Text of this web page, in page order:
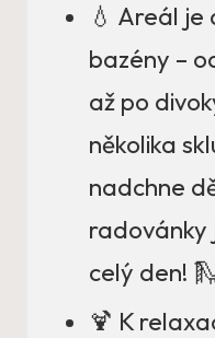
💧 Areál
bazény –
až po
několika
nadchne
radovánky
celý den!
🍹 K